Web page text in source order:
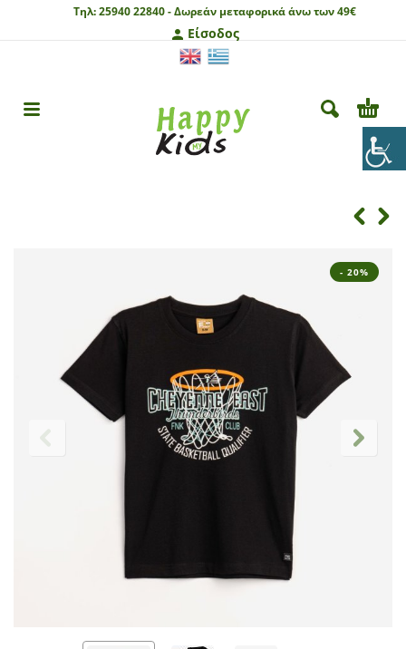
Τηλ:25940 22840 -Δωρεάν μεταφορικά άνω των 49€
Είσοδος
- 20%